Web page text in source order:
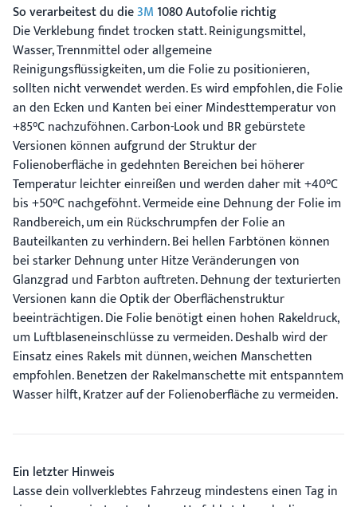
So verarbeitest du die3M 1080 Autofolie richtig
Die Verklebung findet trocken statt. Reinigungsmittel,
Wasser, Trennmittel oder allgemeine
Reinigungsflüssigkeiten, um die Folie zu positionieren,
sollten nicht verwendet werden. Es wird empfohlen, die Folie
an den Ecken und Kanten bei einer Mindesttemperatur von
+85°C nachzuföhnen. Carbon-Look und BR gebürstete
Versionen können aufgrund der Struktur der
Folienoberfläche in gedehnten Bereichen bei höherer
Temperatur leichter einreißen und werden daher mit +40°C
bis +50°C nachgeföhnt. Vermeide eine Dehnung der Folie im
Randbereich, um ein Rückschrumpfen der Folie an
Bauteilkanten zu verhindern. Bei hellen Farbtönen können
bei starker Dehnung unter Hitze Veränderungen von
Glanzgrad und Farbton auftreten. Dehnung der texturierten
Versionen kann die Optik der Oberflächenstruktur
beeinträchtigen. Die Folie benötigt einen hohen Rakeldruck,
um Luftblaseneinschlüsse zu vermeiden. Deshalb wird der
Einsatz eines Rakels mit dünnen, weichen Manschetten
empfohlen. Benetzen der Rakelmanschette mit entspanntem
Wasser hilft, Kratzer auf der Folienoberfläche zu vermeiden.
Ein letzter Hinweis
Lasse dein vollverklebtes Fahrzeug mindestens einen Tag in